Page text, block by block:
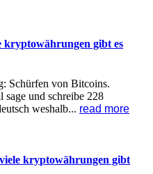
gibt es
Schürfen von Bitcoins.
und schreibe 228
weshalb... read more
kryptowährungen gibt